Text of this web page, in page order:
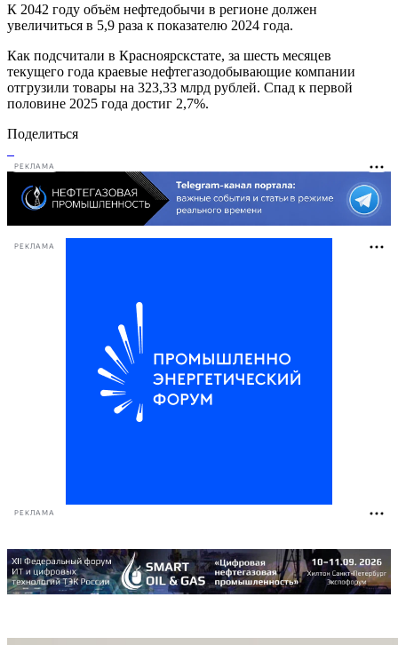
К 2042 году объём нефтедобычи в регионе должен
увеличиться в 5,9 раза к показателю 2024 года.
Как подсчитали в Красноярскстате, за шесть месяцев
текущего года краевые нефтегазодобывающие компании
отгрузили товары на 323,33 млрд рублей. Спад к первой
половине 2025 года достиг 2,7%.
Поделиться
РЕКЛАМА
РЕКЛАМА
РЕКЛАМА